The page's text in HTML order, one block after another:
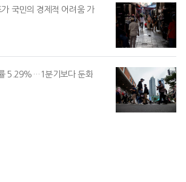
국민의 경제적 어려움 가
5.29%…1분기보다 둔화